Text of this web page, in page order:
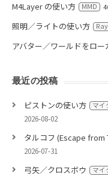
M4Layer の使い方 MMD
照明／ライトの使い方
アバター／ワールドをロ
最近の投稿
ピストンの使い方 マイ
2026-08-02
タルコフ (Escape from
2026-07-31
弓矢／クロスボウ マイ